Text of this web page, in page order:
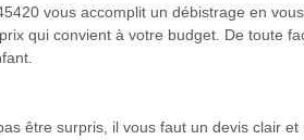
vous accomplit un débistrage en
qui convient à votre budget. De toute
être surpris, il vous faut un devis clair